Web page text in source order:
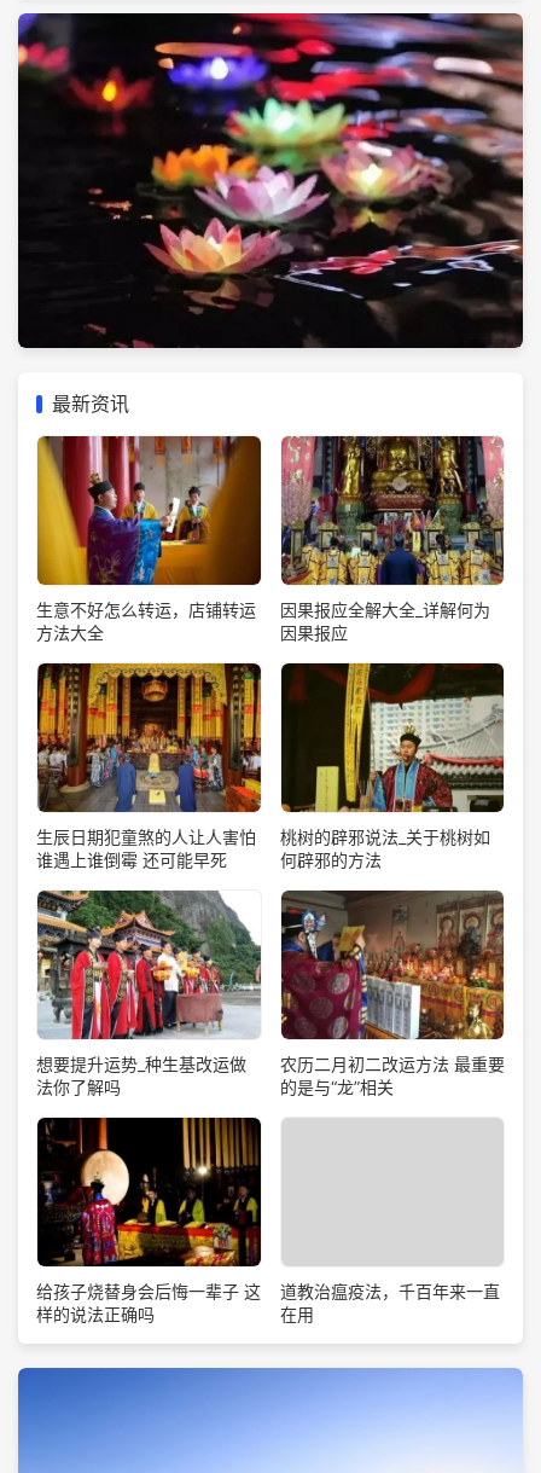
最新资讯
生意不好怎么转运，店铺转运
方法大全
因果报应全解大全_详解何为
因果报应
生辰日期犯童煞的人让人害怕
谁遇上谁倒霉 还可能早死
桃树的辟邪说法_关于桃树如
何辟邪的方法
想要提升运势_种生基改运做
法你了解吗
农历二月初二改运方法 最重要
的是与“龙”相关
给孩子烧替身会后悔一辈子 这
样的说法正确吗
道教治瘟疫法，千百年来一直
在用